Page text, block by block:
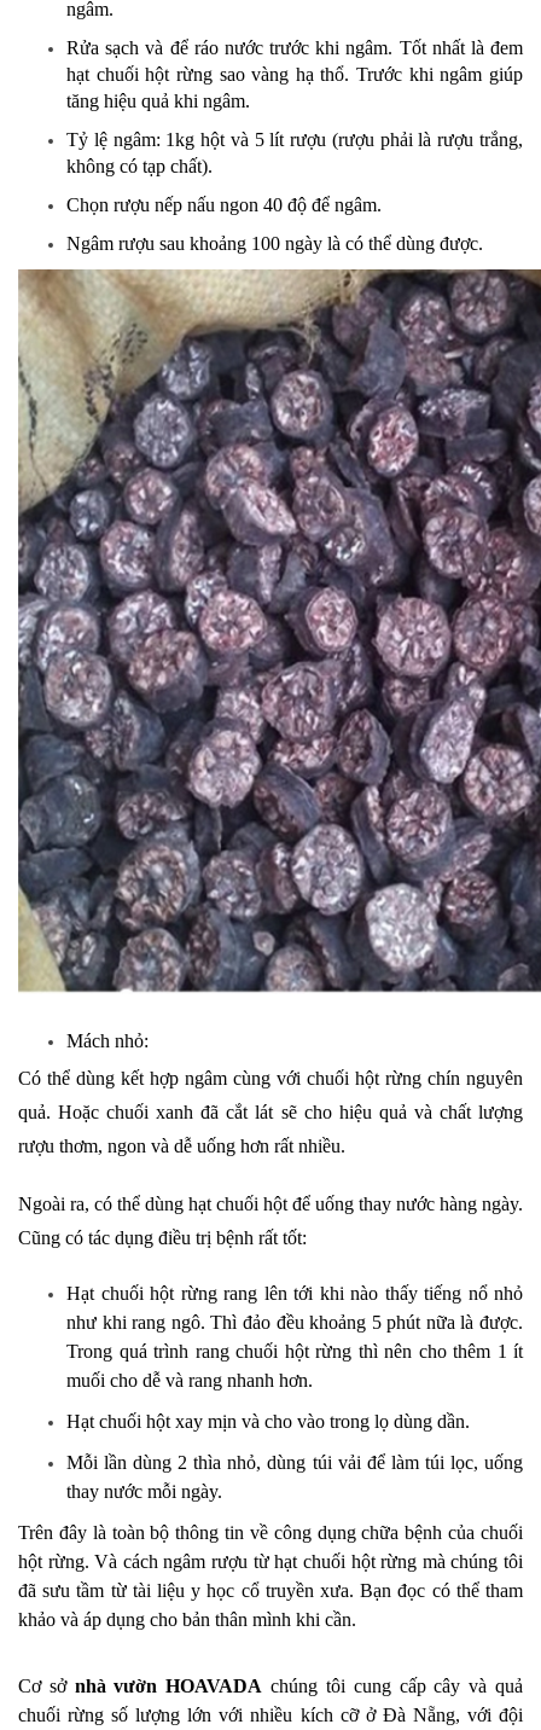
ngâm.
Rửa sạch và để ráo nước trước khi ngâm. Tốt nhất là đem
hạt chuối hột rừng sao vàng hạ thổ. Trước khi ngâm giúp
tăng hiệu quả khi ngâm.
Tỷ lệ ngâm: 1kg hột và 5 lít rượu (rượu phải là rượu trắng,
không có tạp chất).
Chọn rượu nếp nấu ngon 40 độ để ngâm.
Ngâm rượu sau khoảng 100 ngày là có thể dùng được.
Mách nhỏ:
Có thể dùng kết hợp ngâm cùng với chuối hột rừng chín nguyên
quả. Hoặc chuối xanh đã cắt lát sẽ cho hiệu quả và chất lượng
rượu thơm, ngon và dễ uống hơn rất nhiều.
Ngoài ra, có thể dùng hạt chuối hột để uống thay nước hàng ngày.
Cũng có tác dụng điều trị bệnh rất tốt:
Hạt chuối hột rừng rang lên tới khi nào thấy tiếng nổ nhỏ
như khi rang ngô. Thì đảo đều khoảng 5 phút nữa là được.
Trong quá trình rang chuối hột rừng thì nên cho thêm 1 ít
muối cho dễ và rang nhanh hơn.
Hạt chuối hột xay mịn và cho vào trong lọ dùng dần.
Mỗi lần dùng 2 thìa nhỏ, dùng túi vải để làm túi lọc, uống
thay nước mỗi ngày.
Trên đây là toàn bộ thông tin về công dụng chữa bệnh của chuối
hột rừng. Và cách ngâm rượu từ hạt chuối hột rừng mà chúng tôi
đã sưu tầm từ tài liệu y học cổ truyền xưa. Bạn đọc có thể tham
khảo và áp dụng cho bản thân mình khi cần.
Cơ sởnhà vườn HOAVADA chúng tôi cung cấp cây và quả
chuối rừng số lượng lớn với nhiều kích cỡ ở Đà Nẵng, với đội